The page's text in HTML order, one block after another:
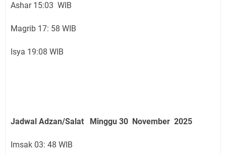
Ashar 15:03 WIB
Magrib 17: 58 WIB
Isya 19:08 WIB
Jadwal Adzan/Salat Minggu 30 November 2025
Imsak 03: 48 WIB